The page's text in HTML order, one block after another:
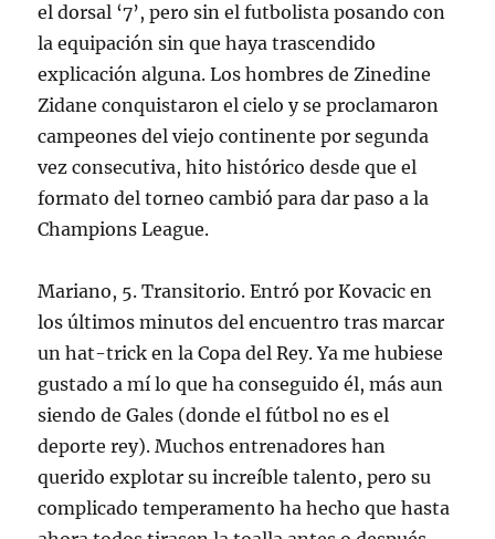
el dorsal ‘7’, pero sin el futbolista posando con
la equipación sin que haya trascendido
explicación alguna. Los hombres de Zinedine
Zidane conquistaron el cielo y se proclamaron
campeones del viejo continente por segunda
vez consecutiva, hito histórico desde que el
formato del torneo cambió para dar paso a la
Champions League.
Mariano, 5. Transitorio. Entró por Kovacic en
los últimos minutos del encuentro tras marcar
un hat-trick en la Copa del Rey. Ya me hubiese
gustado a mí lo que ha conseguido él, más aun
siendo de Gales (donde el fútbol no es el
deporte rey). Muchos entrenadores han
querido explotar su increíble talento, pero su
complicado temperamento ha hecho que hasta